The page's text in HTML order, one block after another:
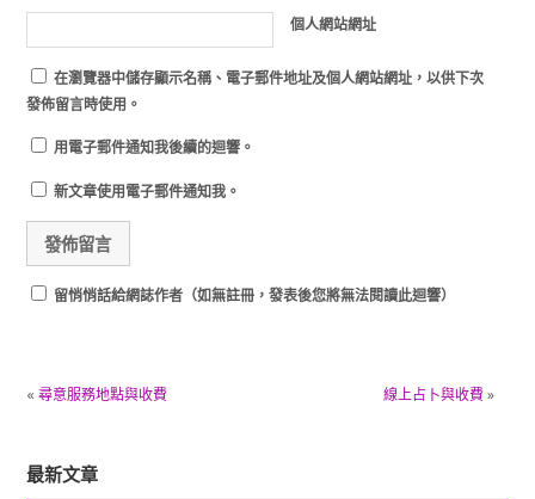
個人網站網址
在瀏覽器中儲存顯示名稱、電子郵件地址及個人網站網址，以供下次
發佈留言時使用。
用電子郵件通知我後續的迴響。
新文章使用電子郵件通知我。
留悄悄話給網誌作者（如無註冊，發表後您將無法閱讀此迴響）
« 尋意服務地點與收費 線上占卜與收費»
最新文章